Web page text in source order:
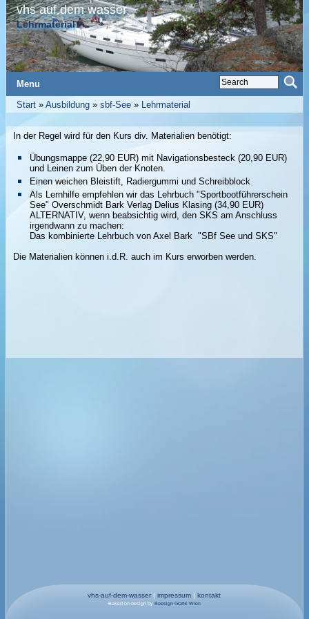
vhs auf dem wasser
Lehrmaterial
Menu
Start» Ausbildung» sbf-See» Lehrmaterial
In der Regel wird für den Kurs div. Materialien benötigt:
Übungsmappe (22,90 EUR) mit Navigationsbesteck (20,90 EUR)
und Leinen zum Üben der Knoten.
Einen weichen Bleistift, Radiergummi und Schreibblock
Als Lernhilfe empfehlen wir das Lehrbuch "Sportbootführerschein
See" Overschmidt Bark Verlag Delius Klasing (34,90 EUR)
ALTERNATIV, wenn beabsichtig wird, den SKS am Anschluss
irgendwann zu machen:
Das kombinierte Lehrbuch von Axel Bark "SBf See und SKS"
Die Materialien können i.d.R. auch im Kurs erworben werden.
vhs-auf-dem-wasser |impressum |kontakt
Based on design by Beesign Grafik Wien